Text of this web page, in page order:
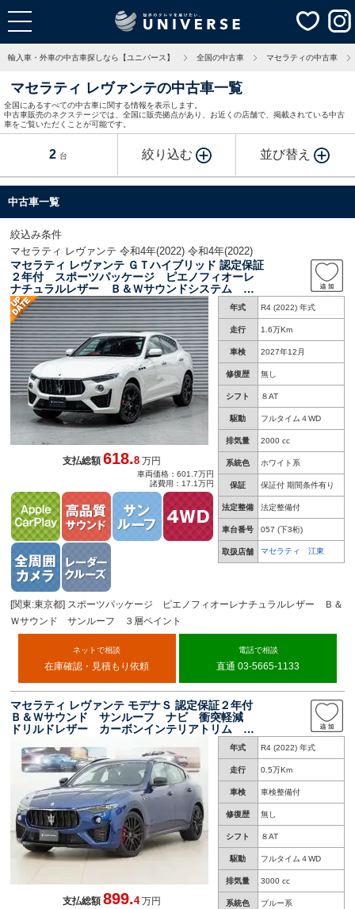
輸入車・外車の中古車探しなら【ユニバース】 全国の中古車 マセラティの中古車
マセラティ レヴァンテの中古車一覧
全国にあるすべての中古車に関する情報を表示します。
中古車販売のネクステージでは、全国に販売拠点があり、お近くの店舗で、掲載されている中古
車をご覧いただくことが可能です。
2 台 絞り込む 並び替え
中古車一覧
絞込み条件
マセラティ レヴァンテ 令和4年(2022) 令和4年(2022)
マセラティ レヴァンテ ＧＴハイブリッド 認定保証
２年付 スポーツパッケージ ピエノフィオーレ
ナチュラルレザー Ｂ＆Ｗサウンドシステム サ
ンルーフ トリプルコートペイント ４ゾーンク
ライメートパック アルカンタラヘッドライニン
グ
年式 R4 (2022) 年式
走行 1.6万Km
車検 2027年12月
修復歴 無し
シフト ８AT
駆動 フルタイム４WD
排気量 2000 cc
系統色 ホワイト系
保証 保証付 期間条件有り
法定整備 法定整備付
車台番号 057 (下3桁)
取扱店舗 マセラティ 江東
支払総額618.8 万円
車両価格：601.7万円
諸費用：17.1万円
[関東:東京都] スポーツパッケージ ピエノフィオーレナチュラルレザー Ｂ＆
Ｗサウンド サンルーフ ３層ペイント
ネットで相談
在庫確認・見積もり依頼
電話で相談
直通 03-5665-1133
マセラティ レヴァンテ モデナＳ 認定保証２年付
Ｂ＆Ｗサウンド サンルーフ ナビ 衝突軽減
ドリルドレザー カーボンインテリアトリム ア
ルカンタラヘッドライニング マイカペイント
イルミネーションドアシル シートベンチレーシ
ョン
年式 R4 (2022) 年式
走行 0.5万Km
車検 車検整備付
修復歴 無し
シフト ８AT
駆動 フルタイム４WD
排気量 3000 cc
系統色 ブルー系
支払総額899.4 万円